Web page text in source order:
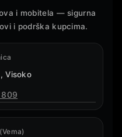
i mobitela — sigurna
i podrška kupcima.
Visoko